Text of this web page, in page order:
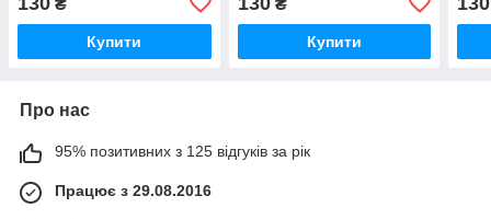
Купити Купити
Про нас
95% позитивних з 125 відгуків за рік
Працює з 29.08.2016